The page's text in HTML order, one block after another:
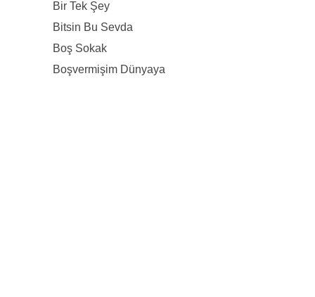
Bir Tek Şey
Bitsin Bu Sevda
Boş Sokak
Boşvermişim Dünyaya